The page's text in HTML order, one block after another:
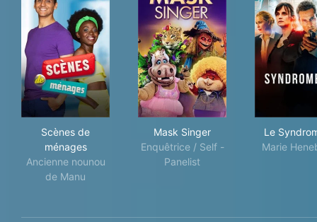
Scènes de
ménages
Ancienne nounou
de Manu
Mask Singer
Enquêtrice / Self -
Panelist
Le
Marie